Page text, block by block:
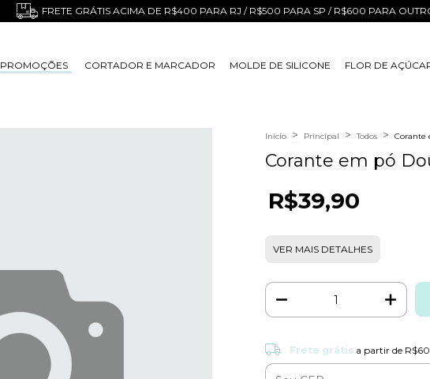
FRETE GRÁTIS ACIMA DE R$400 PARA RJ / R$500 PARA SP / R$600 PARA
PROMOÇÕES CORTADOR E MARCADOR MOLDE DE SILICONE FLOR DE
Início > Principal > Todos > Corante
Corante em pó
R$39,90
VER MAIS DETALHES
Frete grátis
Frete grátis a partir de